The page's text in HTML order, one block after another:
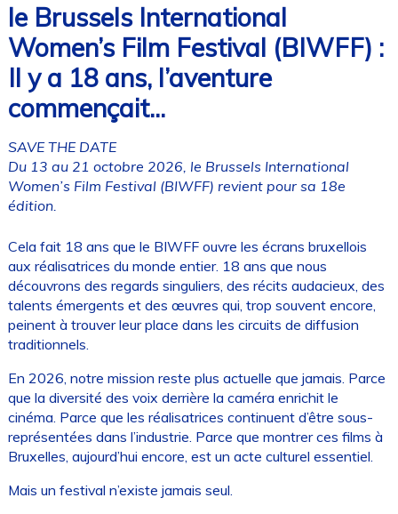
le Brussels International
Women’s Film Festival (BIWFF) :
Il y a 18 ans, l’aventure
commençait...
SAVE THE DATE
Du 13 au 21 octobre 2026, le Brussels International
Women’s Film Festival (BIWFF) revient pour sa 18e
édition.
Cela fait 18 ans que le BIWFF ouvre les écrans bruxellois
aux réalisatrices du monde entier. 18 ans que nous
découvrons des regards singuliers, des récits audacieux, des
talents émergents et des œuvres qui, trop souvent encore,
peinent à trouver leur place dans les circuits de diffusion
traditionnels.
En 2026, notre mission reste plus actuelle que jamais. Parce
que la diversité des voix derrière la caméra enrichit le
cinéma. Parce que les réalisatrices continuent d’être sous-
représentées dans l’industrie. Parce que montrer ces films à
Bruxelles, aujourd’hui encore, est un acte culturel essentiel.
Mais un festival n’existe jamais seul.